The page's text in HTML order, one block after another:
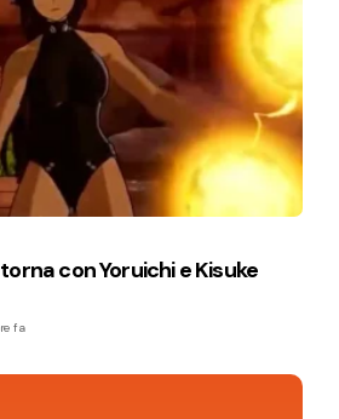
con Yoruichi e Kisuke
fa